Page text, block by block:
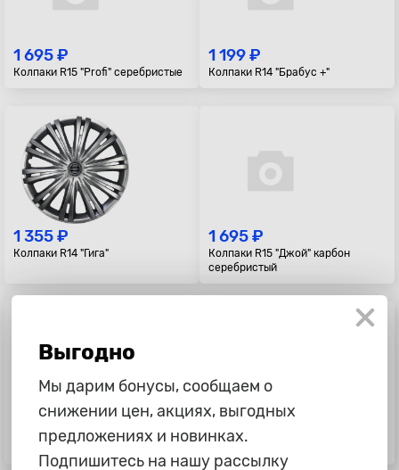
1 695 ₽
Колпаки R15 "Profi" серебристые
1 199 ₽
Колпаки R14 "Брабус +"
1 355 ₽
Колпаки R14 "Гига"
1 695 ₽
Колпаки R15 "Джой" карбон
серебристый
1 655 ₽
Колпаки R14 "DTM" Super Black
1 799 ₽
Выгодно
Мы дарим бонусы, сообщаем о
снижении цен, акциях, выгодных
предложениях и новинках.
Подпишитесь на нашу рассылку